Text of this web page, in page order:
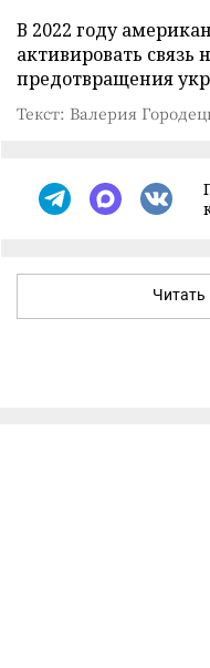
В 2022 году
активировать
предотвращения
Текст: Валерия